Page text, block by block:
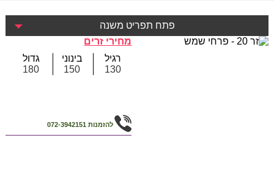
פתח תפריט משנה
מחירי זרים
רגיל
130
בינוני
150
גדול
180
להזמנות 072-3942151